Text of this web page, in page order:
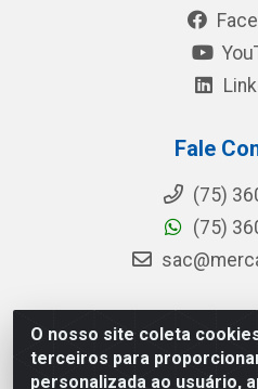
O nosso site coleta
terceiros para
personalizada ao usuário,
Fale
(75)
(75)
Mercante Distribuidora -
Feira de Santana/BA -